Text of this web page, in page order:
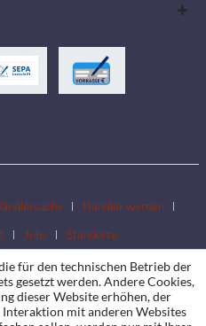
Händler werden
Jobs Standorte
für den technischen Betrieb der
gesetzt werden. Andere Cookies,
dieser Website erhöhen, der
mit anderen Websites